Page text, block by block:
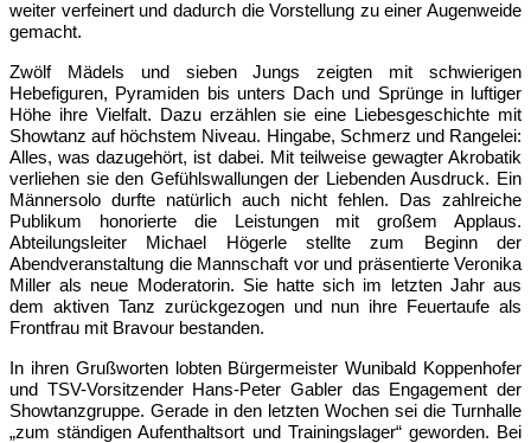
weiter verfeinert und dadurch die Vorstellung zu einer Augenweide
gemacht.
Zwölf Mädels und sieben Jungs zeigten mit schwierigen
Hebefiguren, Pyramiden bis unters Dach und Sprünge in luftiger
Höhe ihre Vielfalt. Dazu erzählen sie eine Liebesgeschichte mit
Showtanz auf höchstem Niveau. Hingabe, Schmerz und Rangelei:
Alles, was dazugehört, ist dabei. Mit teilweise gewagter Akrobatik
verliehen sie den Gefühlswallungen der Liebenden Ausdruck. Ein
Männersolo durfte natürlich auch nicht fehlen. Das zahlreiche
Publikum honorierte die Leistungen mit großem Applaus.
Abteilungsleiter Michael Högerle stellte zum Beginn der
Abendveranstaltung die Mannschaft vor und präsentierte Veronika
Miller als neue Moderatorin. Sie hatte sich im letzten Jahr aus
dem aktiven Tanz zurückgezogen und nun ihre Feuertaufe als
Frontfrau mit Bravour bestanden.
In ihren Grußworten lobten Bürgermeister Wunibald Koppenhofer
und TSV-Vorsitzender Hans-Peter Gabler das Engagement der
Showtanzgruppe. Gerade in den letzten Wochen sei die Turnhalle
„zum ständigen Aufenthaltsort und Trainingslager“ geworden. Bei